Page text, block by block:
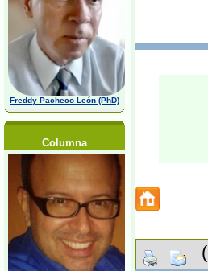
Freddy Pacheco León (PhD)
Columna